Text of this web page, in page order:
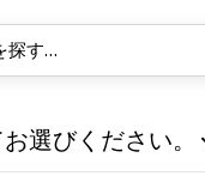
選びください。